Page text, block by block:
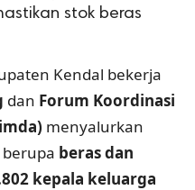
stok beras
Kendal bekerja
dan Forum Koordinasi
menyalurkan
beras dan
kepala keluarga